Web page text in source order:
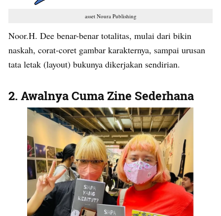
asset Noura Publishing
Noor.H. Dee benar-benar totalitas, mulai dari bikin
naskah, corat-coret gambar karakternya, sampai urusan
tata letak (layout) bukunya dikerjakan sendirian.
2. Awalnya Cuma Zine Sederhana